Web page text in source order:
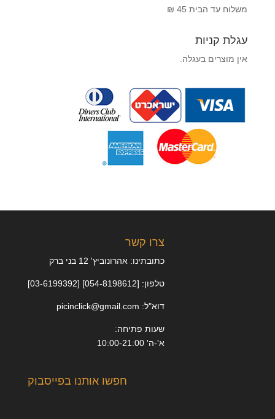
משלוח עד הבית 45 ₪
עגלת קניות
אין מוצרים בעגלה.
צרו קשר
כתובתינו: אהרונוביץ' 12 בני ברק
טלפון: [054-8198612] [03-6199392]
דוא"ל: picinclick@gmail.com
שעות פתיחה:
א'-ה' 10:00-21:00
חפשו אותנו בפייסבוק